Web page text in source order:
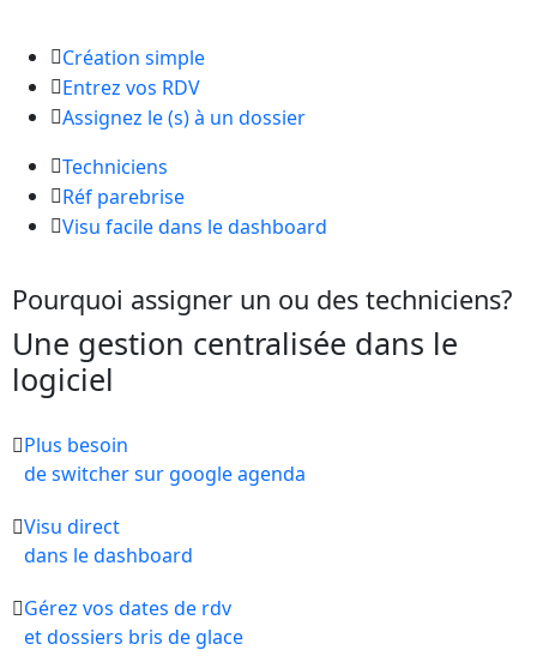
Création simple
Entrez vos RDV
Assignez le (s) à un dossier
Techniciens
Réf parebrise
Visu facile dans le dashboard
Pourquoi assigner un ou des techniciens?
Une gestion centralisée dans le
logiciel
Plus besoin
de switcher sur google agenda
Visu direct
dans le dashboard
Gérez vos dates de rdv
et dossiers bris de glace